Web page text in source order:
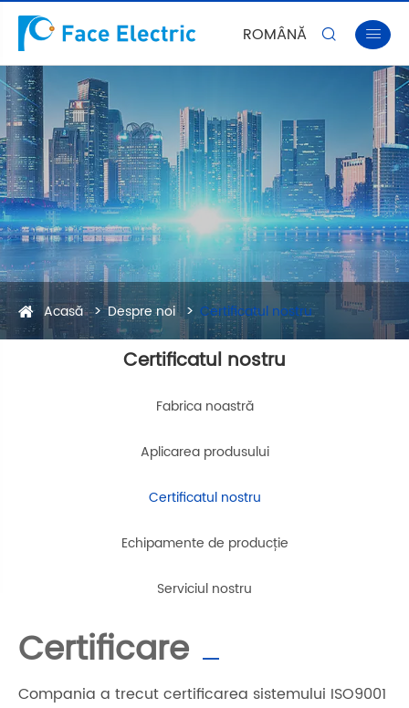
ROMÂNĂ  
Acasă Despre noi Certificatul nostru
Certificatul nostru
Fabrica noastră
Aplicarea produsului
Certificatul nostru
Echipamente de producție
Serviciul nostru
Certificare
Compania a trecut certificarea sistemului ISO9001